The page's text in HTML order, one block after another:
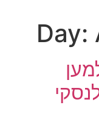
Day: